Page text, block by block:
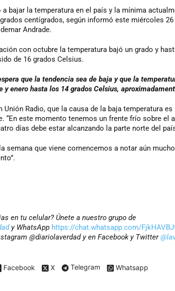
bajar la temperatura en el país y la mínima
centígrados, según informó este miércoles 26
Andrade.
con octubre la temperatura bajó un grado y
de 16 grados Celsius.
que la tendencia sea de baja y que la
y enero hasta los 14 grados Celsius,
Unión Radio, que la causa de la baja temperatura
“En este momento tenemos un frente frío sobre el
días debe estar alcanzando la parte norte del
semana que viene comencemos a notar aún
en tu celular? Únete a nuestro grupo de
y WhatsApp https://chat.whatsapp.com/
@diariolaverdady en Facebook y Twitter
Facebook X Telegram Whatsapp